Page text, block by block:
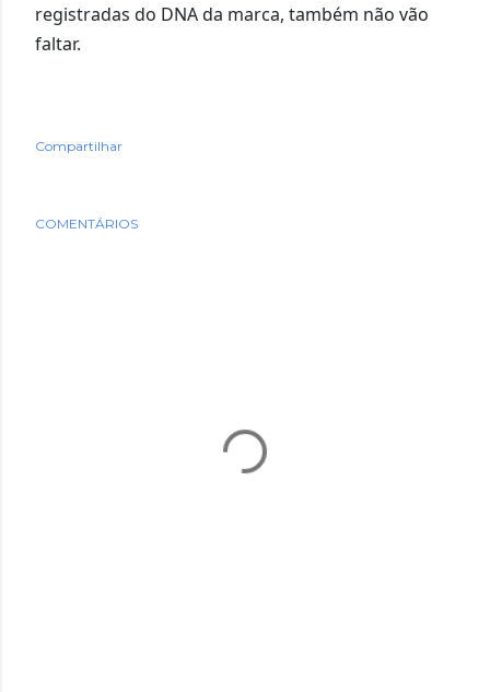
registradas do DNA da marca, também não vão
faltar.
Compartilhar
COMENTÁRIOS